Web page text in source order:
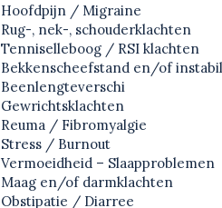
Hoofdpijn / Migraine
Rug-, nek-, schouderklachten
Tenniselleboog / RSI klachten
Bekkenscheefstand en/of
Beenlengteverschi
Gewrichtsklachten
Reuma / Fibromyalgie
Stress / Burnout
Vermoeidheid – Slaapproblemen
Maag en/of darmklachten
Obstipatie / Diarree